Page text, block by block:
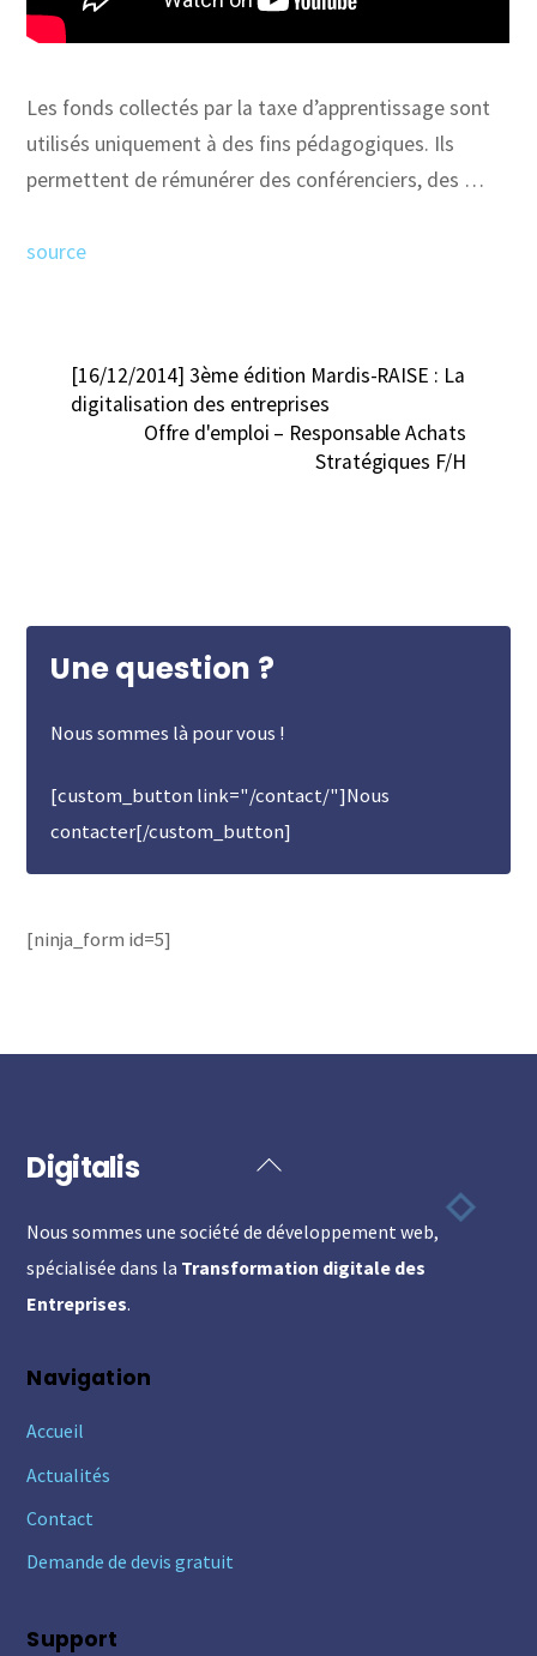
Les fonds collectés par la taxe d’apprentissage sont
utilisés uniquement à des fins pédagogiques. Ils
permettent de rémunérer des conférenciers, des …
source
[16/12/2014] 3ème édition Mardis-RAISE : La
digitalisation des entreprises
Offre d'emploi – Responsable Achats
Stratégiques F/H
Une question ?
Nous sommes là pour vous !
[custom_button link="/contact/"]Nous
contacter[/custom_button]
[ninja_form id=5]
Back
Top
Digitalis
Nous sommes une société de développement web,
spécialisée dans la Transformation digitale des
Entreprises.
Navigation
Accueil
Actualités
Contact
Demande de devis gratuit
Support